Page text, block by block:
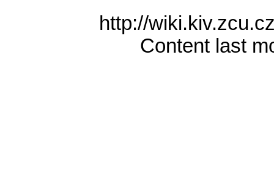
http://
Content last